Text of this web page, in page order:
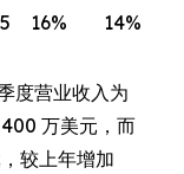
16% 14%
度营业收入为
万美元，而
较上年增加